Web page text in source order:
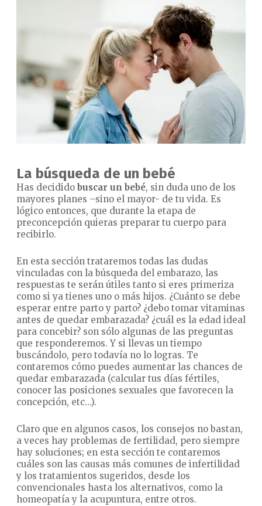
La búsqueda de un bebé
Has decidido buscar un bebé, sin duda uno de los
mayores planes –sino el mayor- de tu vida. Es
lógico entonces, que durante la etapa de
preconcepción quieras preparar tu cuerpo para
recibirlo.
En esta sección trataremos todas las dudas
vinculadas con la búsqueda del embarazo, las
respuestas te serán útiles tanto si eres primeriza
como si ya tienes uno o más hijos. ¿Cuánto se debe
esperar entre parto y parto? ¿debo tomar vitaminas
antes de quedar embarazada? ¿cuál es la edad ideal
para concebir? son sólo algunas de las preguntas
que responderemos. Y si llevas un tiempo
buscándolo, pero todavía no lo logras. Te
contaremos cómo puedes aumentar las chances de
quedar embarazada (calcular tus días fértiles,
conocer las posiciones sexuales que favorecen la
concepción, etc…).
Claro que en algunos casos, los consejos no bastan,
a veces hay problemas de fertilidad, pero siempre
hay soluciones; en esta sección te contaremos
cuáles son las causas más comunes de infertilidad
y los tratamientos sugeridos, desde los
convencionales hasta los alternativos, como la
homeopatía y la acupuntura, entre otros.